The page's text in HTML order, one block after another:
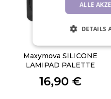
Maxymova SILICONE
LAMIPAD PALETTE
16,90 €
ALLE
DETAILS